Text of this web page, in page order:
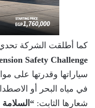
كما أطلقت الشركة تحدي
Safety Challenge
سياراتها وقدرتها على
في مياه البحر أو
شعارها الثابت: